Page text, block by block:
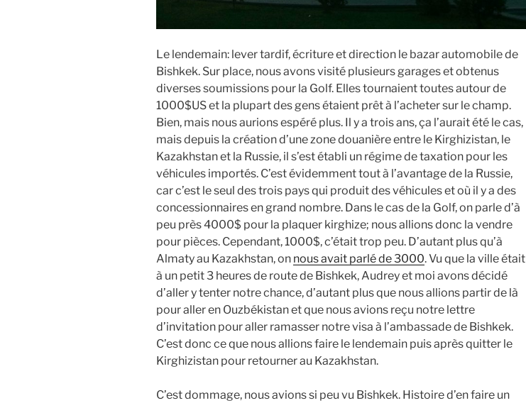
Le lendemain: lever tardif, écriture et direction le bazar automobile de
Bishkek. Sur place, nous avons visité plusieurs garages et obtenus
diverses soumissions pour la Golf. Elles tournaient toutes autour de
1000$US et la plupart des gens étaient prêt à l’acheter sur le champ.
Bien, mais nous aurions espéré plus. Il y a trois ans, ça l’aurait été le cas,
mais depuis la création d’une zone douanière entre le Kirghizistan, le
Kazakhstan et la Russie, il s’est établi un régime de taxation pour les
véhicules importés. C’est évidemment tout à l’avantage de la Russie,
car c’est le seul des trois pays qui produit des véhicules et où il y a des
concessionnaires en grand nombre. Dans le cas de la Golf, on parle d’à
peu près 4000$ pour la plaquer kirghize; nous allions donc la vendre
pour pièces. Cependant, 1000$, c’était trop peu. D’autant plus qu’à
Almaty au Kazakhstan, on nous avait parlé de 3000. Vu que la ville était
à un petit 3 heures de route de Bishkek, Audrey et moi avons décidé
d’aller y tenter notre chance, d’autant plus que nous allions partir de là
pour aller en Ouzbékistan et que nous avions reçu notre lettre
d’invitation pour aller ramasser notre visa à l’ambassade de Bishkek.
C’est donc ce que nous allions faire le lendemain puis après quitter le
Kirghizistan pour retourner au Kazakhstan.
C’est dommage, nous avions si peu vu Bishkek. Histoire d’en faire un